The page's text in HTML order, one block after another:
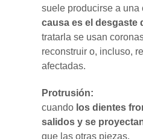
suele producirse a
causa es el desgaste
tratarla se usan
reconstruir o, incluso,
afectadas.
Protrusión:
cuando los dientes
salidos y se
que las otras piezas.